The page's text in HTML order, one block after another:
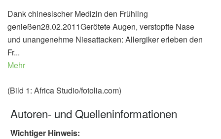
Dank chinesischer Medizin den Frühling
genießen28.02.2011Gerötete Augen, verstopfte Nase
und unangenehme Niesattacken: Allergiker erleben den
Fr...
Mehr
(Bild 1: Africa Studio/fotolia.com)
Autoren- und Quelleninformationen
Wichtiger Hinweis: